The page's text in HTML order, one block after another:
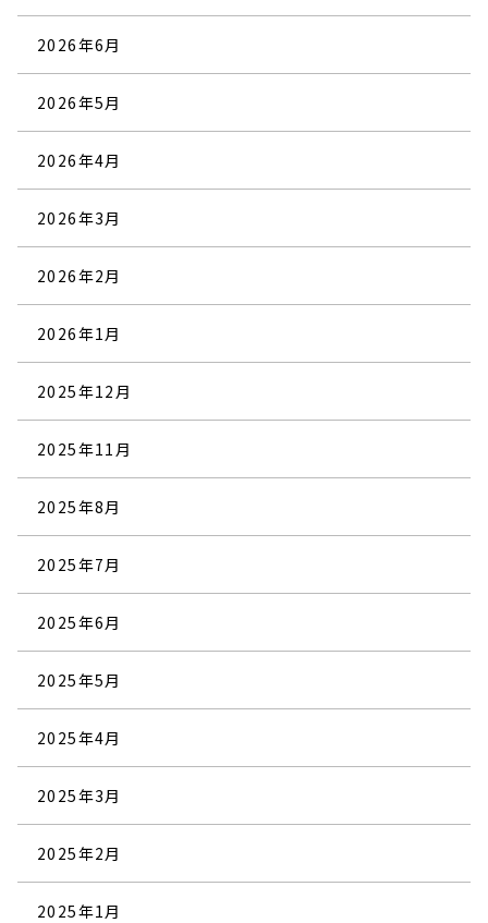
2026年6月
2026年5月
2026年4月
2026年3月
2026年2月
2026年1月
2025年12月
2025年11月
2025年8月
2025年7月
2025年6月
2025年5月
2025年4月
2025年3月
2025年2月
2025年1月